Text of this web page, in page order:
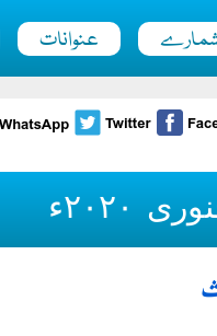
عنوانات
۲۰۲۰ء